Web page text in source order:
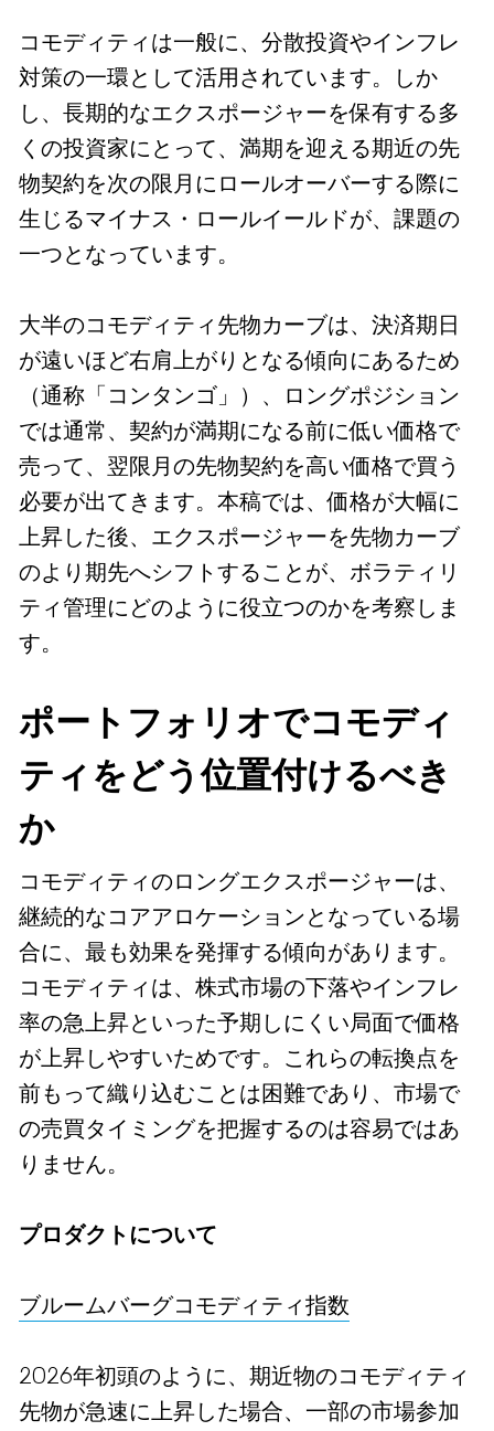
コモディティは一般に、分散投資やインフレ
対策の一環として活用されています。しか
し、長期的なエクスポージャーを保有する多
くの投資家にとって、満期を迎える期近の先
物契約を次の限月にロールオーバーする際に
生じるマイナス・ロールイールドが、課題の
一つとなっています。
大半のコモディティ先物カーブは、決済期日
が遠いほど右肩上がりとなる傾向にあるため
（通称「コンタンゴ」）、ロングポジション
では通常、契約が満期になる前に低い価格で
売って、翌限月の先物契約を高い価格で買う
必要が出てきます。本稿では、価格が大幅に
上昇した後、エクスポージャーを先物カーブ
のより期先へシフトすることが、ボラティリ
ティ管理にどのように役立つのかを考察しま
す。
ポートフォリオでコモディ
ティをどう位置付けるべき
か
コモディティのロングエクスポージャーは、
継続的なコアアロケーションとなっている場
合に、最も効果を発揮する傾向があります。
コモディティは、株式市場の下落やインフレ
率の急上昇といった予期しにくい局面で価格
が上昇しやすいためです。これらの転換点を
前もって織り込むことは困難であり、市場で
の売買タイミングを把握するのは容易ではあ
りません。
プロダクトについて
ブルームバーグコモディティ指数
2026年初頭のように、期近物のコモディティ
先物が急速に上昇した場合、一部の市場参加